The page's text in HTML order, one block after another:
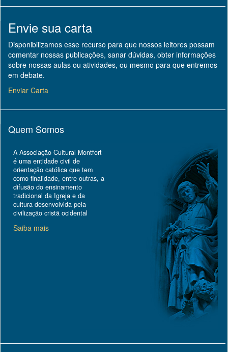
Envie sua carta
Disponibilizamos esse recurso para que nossos leitores possam
comentar nossas publicações, sanar dúvidas, obter informações
sobre nossas aulas ou atividades, ou mesmo para que entremos
em debate.
Enviar Carta
Quem Somos
A Associação Cultural Montfort
é uma entidade civil de
orientação católica que tem
como finalidade, entre outras, a
difusão do ensinamento
tradicional da Igreja e da
cultura desenvolvida pela
civilização cristã ocidental
Saiba mais